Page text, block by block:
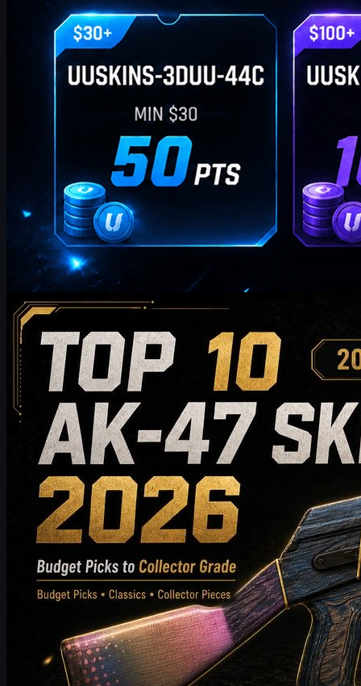
William Miller
Counter-Strike 2mei 20, 2026
Top 10 AK-47-skins die het waard zijn om te kopen in
2026: van budgetvriendelijke keuzes tot
aanbevelingen voor verzamelaars
Ontdek de top 10 AK-47-skins die het waard zijn om te kopen in
2026, van betaalbare opties tot hoogwaardige keuzes voor
verzamelaars. Deze gids vergelijkt stijl, prijsklasse, slijtage,
marktwaarde en aankooptips om CS2-spelers te helpen de beste
AK-47-skin voor hun inventaris te kiezen.
mei 20, 2026